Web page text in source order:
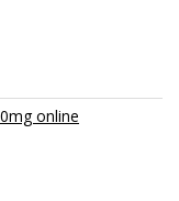
online